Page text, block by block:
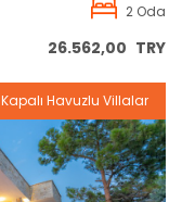
2 Oda
26.562,00 TRY
Kapalı Havuzlu Villalar